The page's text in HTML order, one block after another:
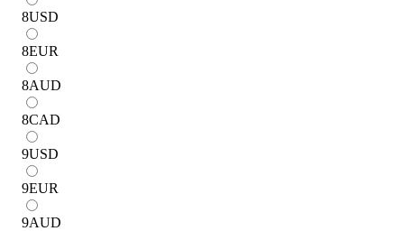
8USD
8EUR
8AUD
8CAD
9USD
9EUR
9AUD